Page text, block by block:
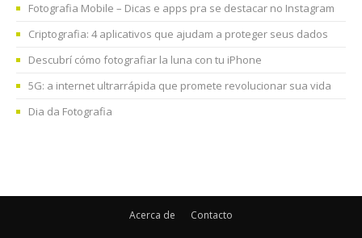
Fotografia Mobile – Dicas e apps pra se destacar no Instagram
Criptografia: 4 aplicativos que ajudam a proteger seus dados
Descubrí cómo fotografiar la luna con tu iPhone
5G: a internet ultrarrápida que promete revolucionar sua vida
Dia da Fotografia
Acerca de Contacto